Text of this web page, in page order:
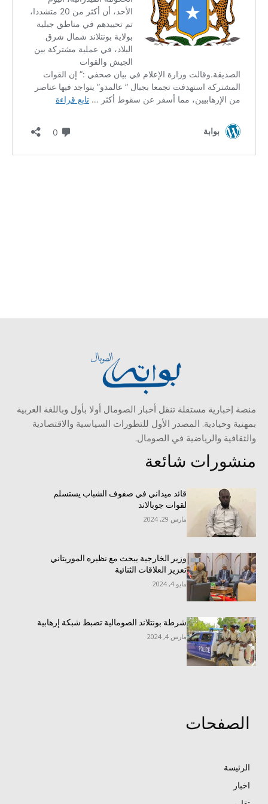
منصة إخبارية مستقلة تنقل أخبار الصومال أولا بأول وباللغة العربية
بمهنية وحيادية. المصدر الأول للتطورات السياسية والاقتصادية
والثقافية والرياضية في الصومال.
منشورات شائعة
قائد ميداني في صفوف الشباب يستسلم
لقوات جوبالاند
مارس 29, 2024
وزير الخارجية يبحث مع نظيره الموريتاني
تعزيز العلاقات الثنائية
مايو 4, 2024
شرطة بونتلاند الصومالية تضبط شبكة إرهابية
مارس 4, 2024
الصفحات
الرئيسة
اخبار